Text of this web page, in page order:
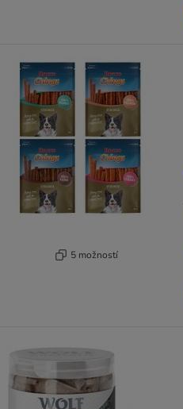
5 možností